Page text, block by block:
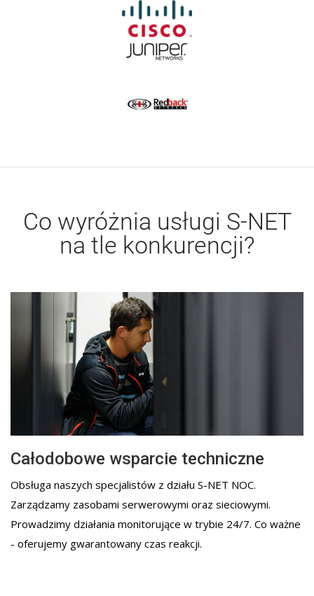
Co wyróżnia usługi S-NET
na tle konkurencji?
Całodobowe wsparcie techniczne
Obsługa naszych specjalistów z działu S-NET NOC.
Zarządzamy zasobami serwerowymi oraz sieciowymi.
Prowadzimy działania monitorujące w trybie 24/7. Co ważne
- oferujemy gwarantowany czas reakcji.